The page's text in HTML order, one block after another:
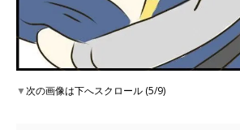
▼次の画像は下へスクロール (5/9)